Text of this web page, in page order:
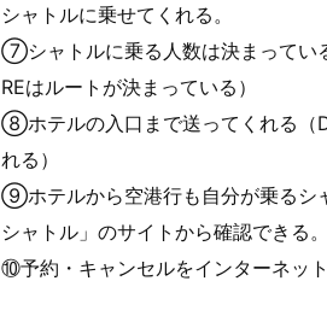
シャトルに乗せてくれる。
⑦シャトルに乗る人数は決まってい
REはルートが決まっている）
⑧ホテルの入口まで送ってくれる（
れる）
⑨ホテルから空港行も自分が乗るシ
シャトル」のサイトから確認できる。
⑩予約・キャンセルをインターネット